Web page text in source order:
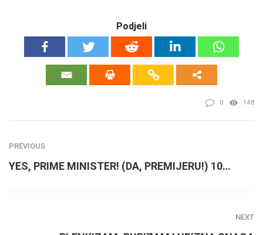
Podjeli
0 148
PREVIOUS
YES, PRIME MINISTER! (DA, PREMIJERU!) 10…
NEXT